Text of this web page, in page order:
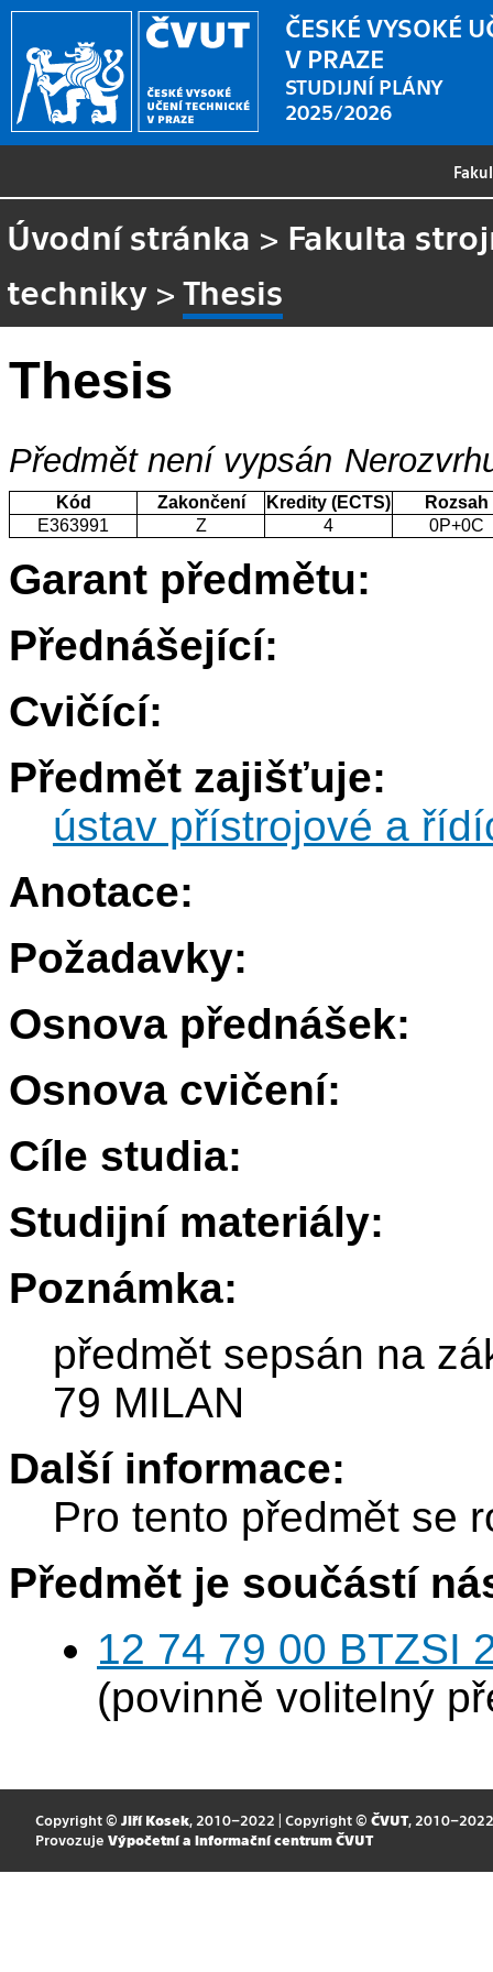
ČESKÉ VYSOKÉ
V PRAZE
STUDIJNÍ PLÁNY
2025/2026
Úvodní stránka > Fakulta
techniky >Thesis
Thesis
Předmět není vypsán
Kód Zakončení Kredity (ECTS)
Rozsah
E363991
Z 4 0P+0C
Garant předmětu:
Přednášející:
Cvičící:
Předmět zajišťuje:
ústav přístrojové a
Anotace:
Požadavky:
Osnova přednášek:
Osnova cvičení:
Cíle studia:
Studijní materiály:
Poznámka:
předmět sepsán na
79 MILAN
Další informace:
Pro tento předmět se
Předmět je součástí
12 74 79 00 BTZSI
(povinně volitelný
Copyright © Jiří Kosek, 2010–2022 | Copyright © ČVUT, 2010–2022
Provozuje Výpočetní a informační centrum ČVUT